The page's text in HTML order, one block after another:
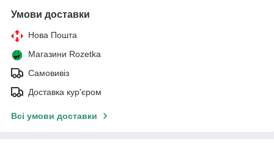
Умови доставки
Нова Пошта
Магазини Rozetka
Самовивіз
Доставка кур'єром
Всі умови доставки